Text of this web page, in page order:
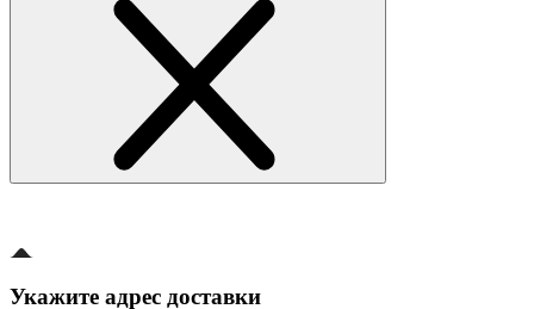
Укажите адрес доставки